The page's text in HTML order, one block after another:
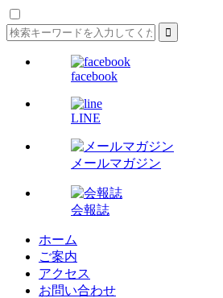
facebook
LINE
メールマガジン
会報誌
ホーム
ご案内
アクセス
お問い合わせ